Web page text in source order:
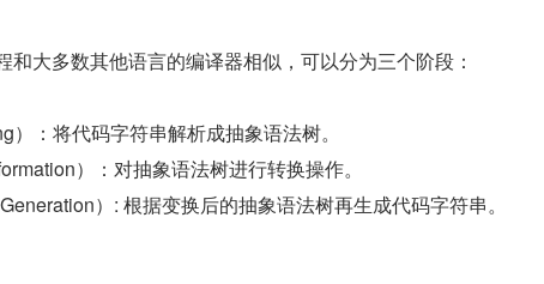
和大多数其他语言的编译器相似，可以分为三个阶段：
）：将代码字符串解析成抽象语法树。
）：对抽象语法树进行转换操作。
）: 根据变换后的抽象语法树再生成代码字符串。